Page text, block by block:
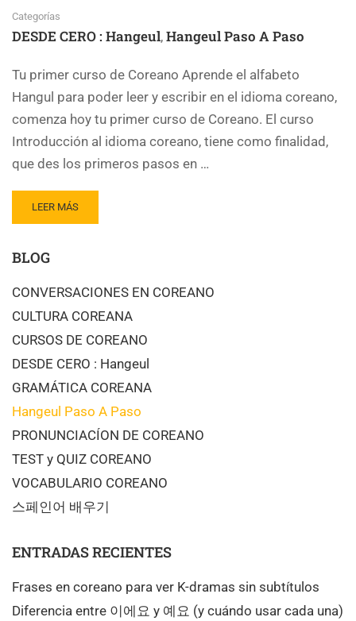
Categorías
DESDE CERO : Hangeul, Hangeul Paso A Paso
Tu primer curso de Coreano Aprende el alfabeto
Hangul para poder leer y escribir en el idioma coreano,
comenza hoy tu primer curso de Coreano. El curso
Introducción al idioma coreano, tiene como finalidad,
que des los primeros pasos en …
LEER MÁS
BLOG
CONVERSACIONES EN COREANO
CULTURA COREANA
CURSOS DE COREANO
DESDE CERO : Hangeul
GRAMÁTICA COREANA
Hangeul Paso A Paso
PRONUNCIACÍON DE COREANO
TEST y QUIZ COREANO
VOCABULARIO COREANO
스페인어 배우기
ENTRADAS RECIENTES
Frases en coreano para ver K-dramas sin subtítulos
Diferencia entre 이에요 y 예요 (y cuándo usar cada una)